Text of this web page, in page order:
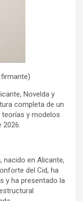
Novelda y
completa de un
teorías y modelos
2026.
nacido en Alicante,
del Cid, ha
y ha presentado la